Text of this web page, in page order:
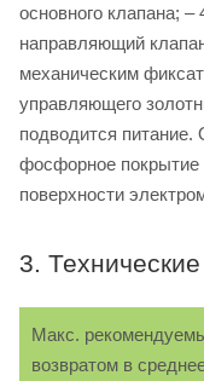
основного клапана;
направляющий
механическим
управляющего
подводится питание.
фосфорное покрытие
поверхности
3.
Макс.
возвратом в